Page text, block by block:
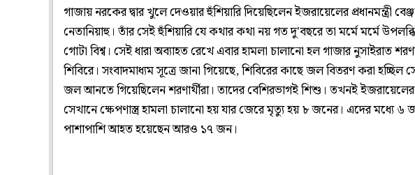
গাজায় নরকের দ্বার খুলে দেওয়ার হুঁশিয়ারি দিয়েছিলেন ইজরায়েলের প্রধানমন্ত্রী
নেতানিয়াহু। তাঁর সেই হুঁশিয়ারি যে কথার কথা নয় গত দু'বছরে তা মর্মে মর্মে
গোটা বিশ্ব। সেই ধারা অব্যাহত রেখে এবার হামলা চালানো হল গাজার নুসাইরাত
শিবিরে। সংবাদমাধ্যম সূত্রে জানা গিয়েছে, শিবিরের কাছে জল বিতরণ করা হচ্ছিল
জল আনতে গিয়েছিলেন শরণার্থীরা। তাদের বেশিরভাগই শিশু। তখনই
সেখানে ক্ষেপণাস্ত্র হামলা চালানো হয় যার জেরে মৃত্যু হয় ৮ জনের। এদের মধ্যে
পাশাপাশি আহত হয়েছেন আরও ১৭ জন।